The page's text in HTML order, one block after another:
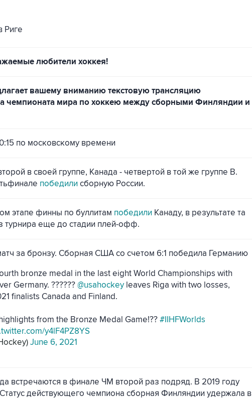
Риге
любители хоккея!
вашему вниманию текстовую трансляцию
чемпионата мира по хоккею между сборными Финляндии и
по московскому времени
в своей группе, Канада - четвертой в той же группе В.
победили сборную России.
этапе финны по буллитам победили Канаду, в результате та
турнира еще до стадии плей-офф.
за бронзу. Сборная США со счетом 6:1 победила Германию
bronze medal in the last eight World Championships with
Germany. ??????@usahockeyleaves Riga with two losses,
finalists Canada and Finland.
from the Bronze Medal Game!?? #IIHFWorlds
y4lF4PZ8YS
June 6, 2021
встречаются в финале ЧМ второй раз подряд. В 2019 году
действующего чемпиона сборная Финляндии удержала в